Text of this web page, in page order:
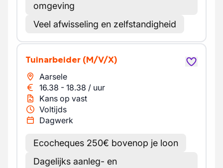
omgeving
Veel afwisseling en zelfstandigheid
Tuinarbeider (M/V/X)
Aarsele
16.38 - 18.38 / uur
Kans op vast
Voltijds
Dagwerk
Ecocheques 250€ bovenop je loon
Dagelijks aanleg- en